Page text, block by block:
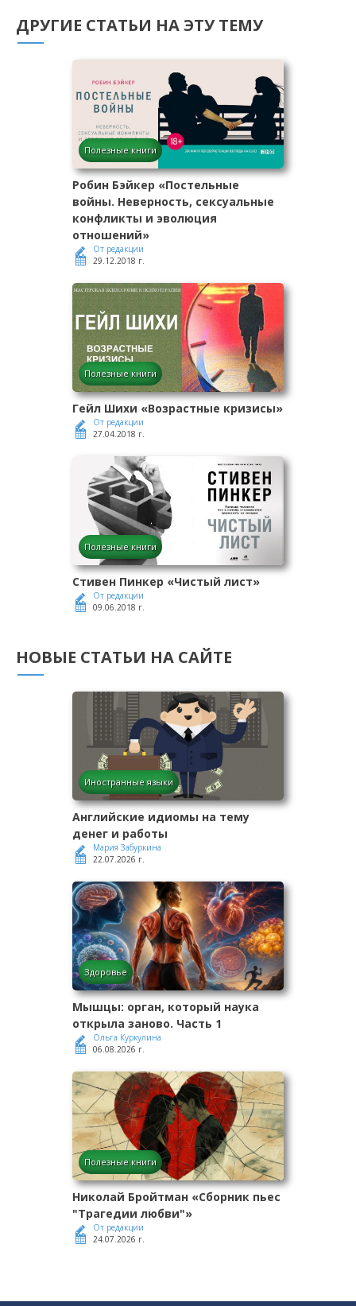
ДРУГИЕ СТАТЬИ НА ЭТУ ТЕМУ
Полезные книги
Робин Бэйкер «Постельные
войны. Неверность, сексуальные
конфликты и эволюция
отношений»
От редакции
29.12.2018 г.
Полезные книги
Гейл Шихи «Возрастные кризисы»
От редакции
27.04.2018 г.
Полезные книги
Стивен Пинкер «Чистый лист»
От редакции
09.06.2018 г.
НОВЫЕ СТАТЬИ НА САЙТЕ
Иностранные языки
Английские идиомы на тему
денег и работы
Мария Забуркина
22.07.2026 г.
Здоровье
Мышцы: орган, который наука
открыла заново. Часть 1
Ольга Куркулина
06.08.2026 г.
Полезные книги
Николай Бройтман «Сборник пьес
"Трагедии любви"»
От редакции
24.07.2026 г.